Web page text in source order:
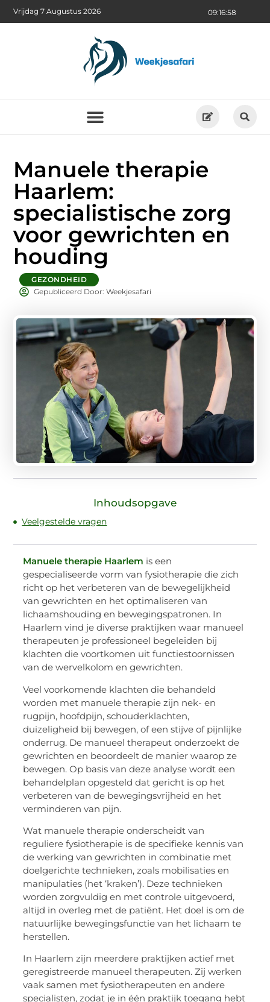
09:16:59
Vrijdag 7 Augustus 2026
Manuele therapie
Haarlem:
specialistische zorg
voor gewrichten en
houding
GEZONDHEID
Gepubliceerd Door: Weekjesafari
Inhoudsopgave
Veelgestelde vragen
Manuele therapie Haarlem is een
gespecialiseerde vorm van fysiotherapie die zich
richt op het verbeteren van de bewegelijkheid
van gewrichten en het optimaliseren van
lichaamshouding en bewegingspatronen. In
Haarlem vind je diverse praktijken waar manueel
therapeuten je professioneel begeleiden bij
klachten die voortkomen uit functiestoornissen
van de wervelkolom en gewrichten.
Veel voorkomende klachten die behandeld
worden met manuele therapie zijn nek- en
rugpijn, hoofdpijn, schouderklachten,
duizeligheid bij bewegen, of een stijve of pijnlijke
onderrug. De manueel therapeut onderzoekt de
gewrichten en beoordeelt de manier waarop ze
bewegen. Op basis van deze analyse wordt een
behandelplan opgesteld dat gericht is op het
verbeteren van de bewegingsvrijheid en het
verminderen van pijn.
Wat manuele therapie onderscheidt van
reguliere fysiotherapie is de specifieke kennis van
de werking van gewrichten in combinatie met
doelgerichte technieken, zoals mobilisaties en
manipulaties (het ‘kraken’). Deze technieken
worden zorgvuldig en met controle uitgevoerd,
altijd in overleg met de patiënt. Het doel is om de
natuurlijke bewegingsfunctie van het lichaam te
herstellen.
In Haarlem zijn meerdere praktijken actief met
geregistreerde manueel therapeuten. Zij werken
vaak samen met fysiotherapeuten en andere
specialisten, zodat je in één praktijk toegang hebt